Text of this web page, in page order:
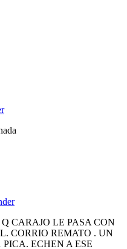
CARAJO LE PASA CON
CORRIO REMATO . UN
ECHEN A ESE